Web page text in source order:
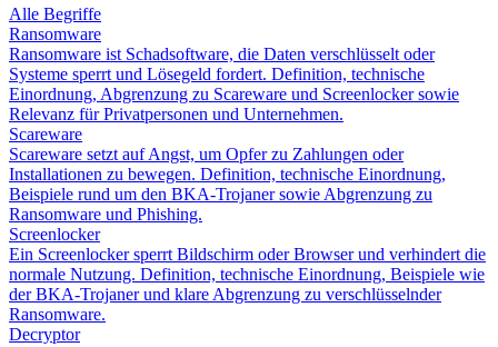
Alle Begriffe
Ransomware
Ransomware ist Schadsoftware, die Daten verschlüsselt oder
Systeme sperrt und Lösegeld fordert. Definition, technische
Einordnung, Abgrenzung zu Scareware und Screenlocker sowie
Relevanz für Privatpersonen und Unternehmen.
Scareware
Scareware setzt auf Angst, um Opfer zu Zahlungen oder
Installationen zu bewegen. Definition, technische Einordnung,
Beispiele rund um den BKA-Trojaner sowie Abgrenzung zu
Ransomware und Phishing.
Screenlocker
Ein Screenlocker sperrt Bildschirm oder Browser und verhindert die
normale Nutzung. Definition, technische Einordnung, Beispiele wie
der BKA-Trojaner und klare Abgrenzung zu verschlüsselnder
Ransomware.
Decryptor